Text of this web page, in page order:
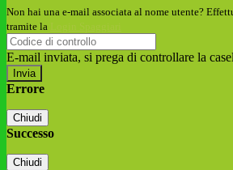
Non hai una e-mail associata al nome utente?
tramite la
E-mail inviata, si prega di controllare la
Errore
Chiudi
Successo
Chiudi